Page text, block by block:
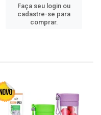
Faça seu login ou
cadastre-se para
comprar.